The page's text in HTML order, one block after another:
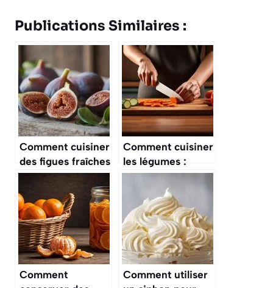
Publications Similaires :
Comment cuisiner
des figues fraîches
: astuces et
recettes
savoureuses
Comment cuisiner
les légumes :
astuces et
savoureuses
Comment
Comment utiliser